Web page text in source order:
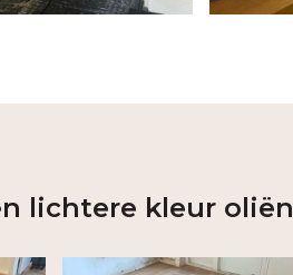
lichtere kleur oliën